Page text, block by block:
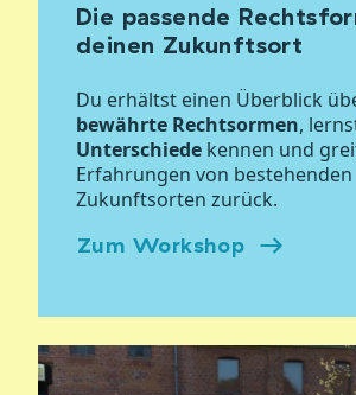
Die passende
deinen Zukunftsort
Du erhältst einen Überblick
bewährte Rechtsormen,
Unterschiede kennen und
Erfahrungen von bestehenden
Zukunftsorten zurück.
Zum Workshop